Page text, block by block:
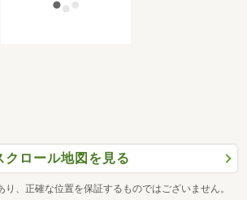
クロール地図を見る
、正確な位置を保証するものではございません。